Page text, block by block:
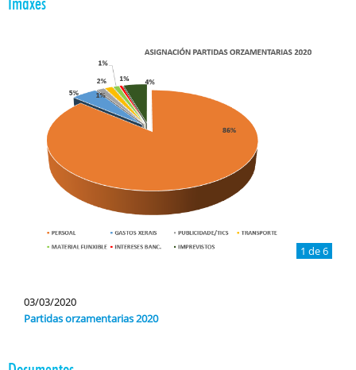
1 de 6
03/03/2020
Partidas orzamentarias 2020